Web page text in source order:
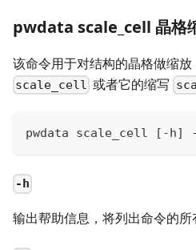
pwdata scale_cell 晶格
该命令用于对结构的晶格做缩
scale_cell 或者它的缩写
pwdata scale_cell [-h] -r
-h
输出帮助信息，将列出命令的